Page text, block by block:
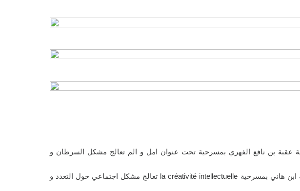
عقبة بن نافع الفهري بمسرحية تحت عنوان امل و الم تعالج مشكل السرطان و
المسرحية الثانية : عن الثانوية التأهيلية ابن هاني بمسرحية la créativité intellectuelle تعالج مشكل اجتماعي حول التعدد و